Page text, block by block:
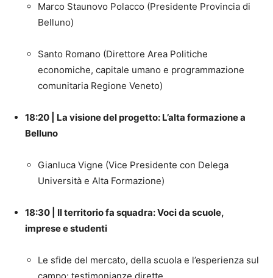
Marco Staunovo Polacco (Presidente Provincia di
Belluno)
Santo Romano (Direttore Area Politiche
economiche, capitale umano e programmazione
comunitaria Regione Veneto)
18:20 | La visione del progetto: L’alta formazione a
Belluno
Gianluca Vigne (Vice Presidente con Delega
Università e Alta Formazione)
18:30 | Il territorio fa squadra: Voci da scuole,
imprese e studenti
Le sfide del mercato, della scuola e l’esperienza sul